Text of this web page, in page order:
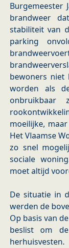
Burgemeester
brandweer
stabiliteit van
parking
bewoners niet
worden als
moeilijke,
Het Vlaamse
zo snel
sociale
moet altijd
De situatie in
werden de
Op basis van
beslist om
herhuisvesten.